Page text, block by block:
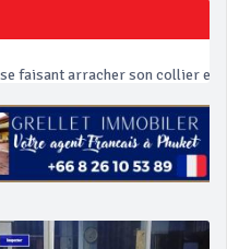
pendant Songkran
Days of Danger’ de